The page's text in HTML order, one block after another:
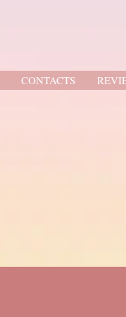
CONTACTS